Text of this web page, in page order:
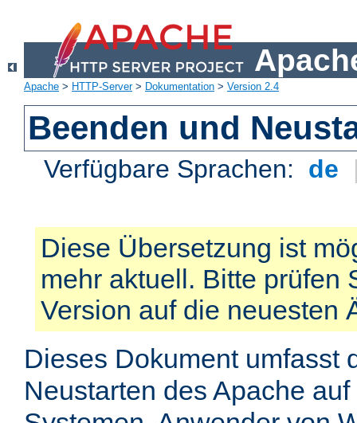
Apache > HTTP-Server> Dokumentation > Version 2.4
Beenden und
Verfügbare Sprachen: de
Diese Übersetzung ist
mehr aktuell. Bitte prüfen
Version auf die neuesten
Dieses Dokument umfasst
Neustarten des Apache